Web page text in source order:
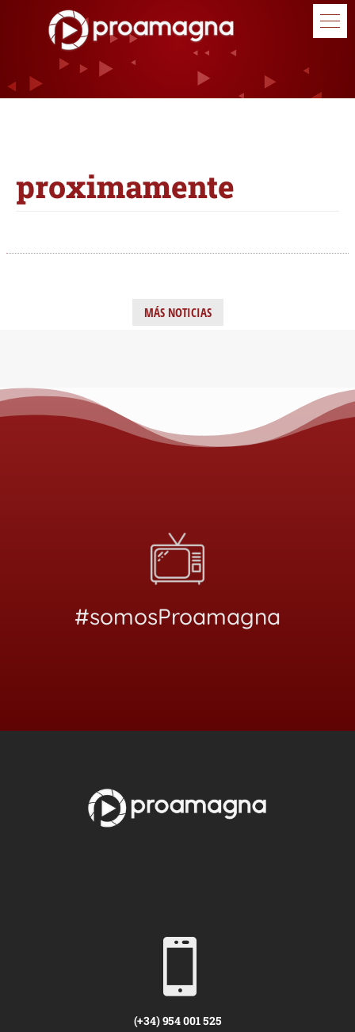
proximamente
MÁS NOTICIAS
#somosProamagna

(+34) 954 001 525